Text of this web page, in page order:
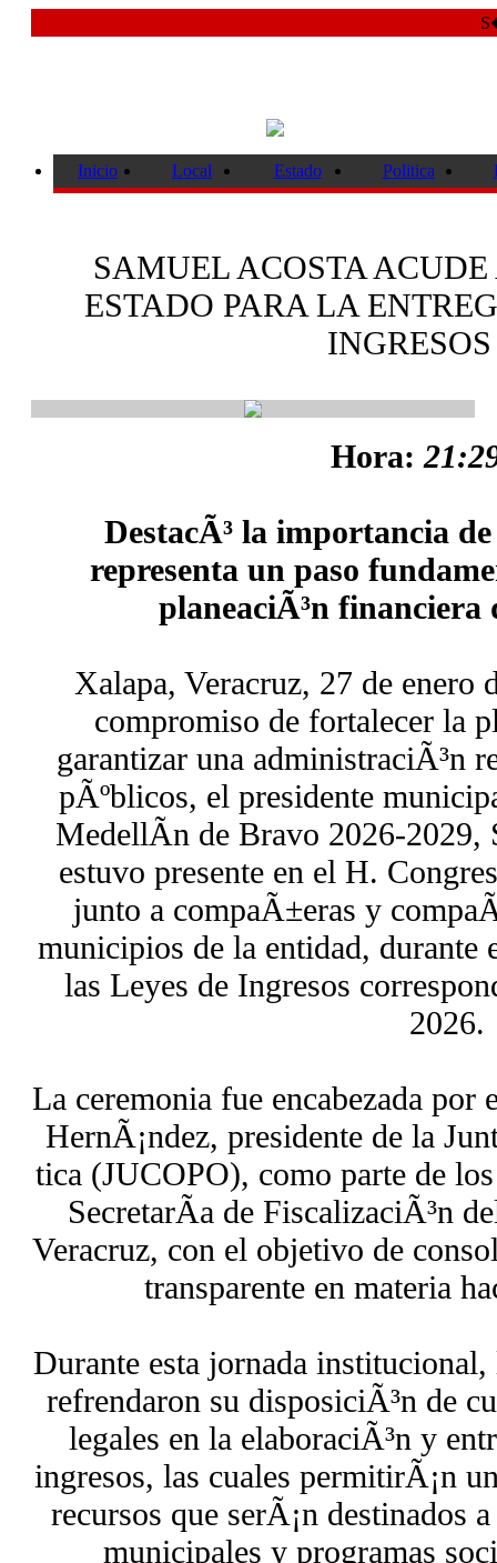
Inicio Local Estado Politica
SAMUEL ACOSTA
ESTADO PARA LA
Hora:
DestacÃ³ la importancia
representa un paso
planeaciÃ³n financiera
Xalapa, Veracruz, 27 de enero
compromiso de fortalecer la
garantizar una administraciÃ³n
pÃºblicos, el presidente
MedellÃ­n de Bravo 2026-2029,
estuvo presente en el H.
junto a compaÃ±eras y
municipios de la entidad, durante
las Leyes de Ingresos
2026.
La ceremonia fue encabezada por
HernÃ¡ndez, presidente de la
tica (JUCOPO), como parte de
SecretarÃ­a de FiscalizaciÃ³n
Veracruz, con el objetivo de
transparente en materia
Durante esta jornada
refrendaron su disposiciÃ³n de
legales en la elaboraciÃ³n y
ingresos, las cuales permitirÃ¡n
recursos que serÃ¡n destinados
municipales y programas